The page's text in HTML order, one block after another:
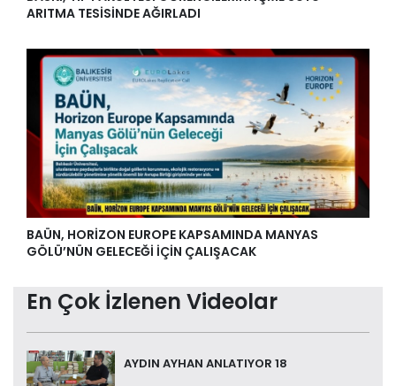
ARITMA TESİSİNDE AĞIRLADI
BAÜN, HORİZON EUROPE KAPSAMINDA MANYAS
GÖLÜ’NÜN GELECEĞİ İÇİN ÇALIŞACAK
En Çok İzlenen Videolar
AYDIN AYHAN ANLATIYOR 18